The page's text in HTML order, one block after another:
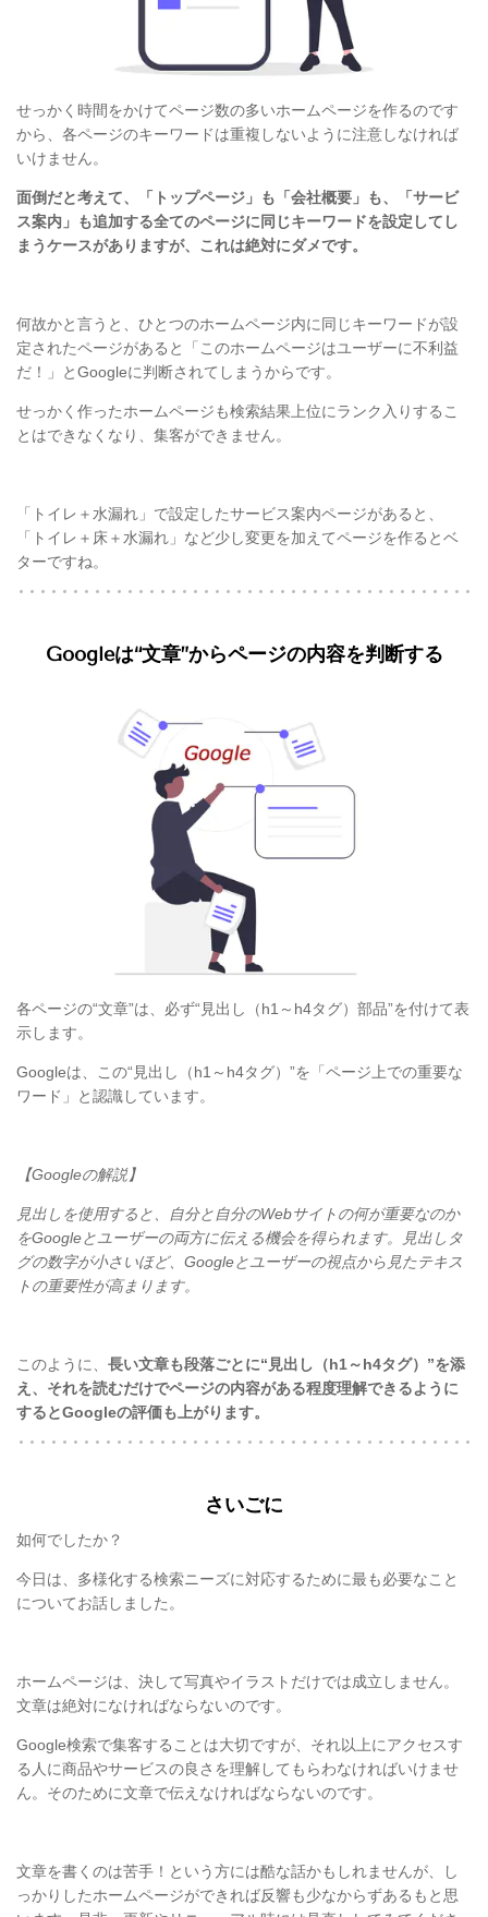
せっかく時間をかけてページ数の多いホームページを作るのです
から、各ページのキーワードは重複しないように注意しなければ
いけません。
面倒だと考えて、「トップページ」も「会社概要」も、「サービ
ス案内」も追加する全てのページに同じキーワードを設定してし
まうケースがありますが、これは絶対にダメです。
何故かと言うと、ひとつのホームページ内に同じキーワードが設
定されたページがあると「このホームページはユーザーに不利益
だ！」とGoogleに判断されてしまうからです。
せっかく作ったホームページも検索結果上位にランク入りするこ
とはできなくなり、集客ができません。
「トイレ＋水漏れ」で設定したサービス案内ページがあると、
「トイレ＋床＋水漏れ」など少し変更を加えてページを作るとベ
ターですね。
Googleは“文章”からページの内容を判断する
各ページの“文章”は、必ず“見出し（h1～h4タグ）部品”を付けて表
示します。
Googleは、この“見出し（h1～h4タグ）”を「ページ上での重要な
ワード」と認識しています。
【Googleの解説】
見出しを使用すると、自分と自分のWebサイトの何が重要なのか
をGoogleとユーザーの両方に伝える機会を得られます。見出しタ
グの数字が小さいほど、Googleとユーザーの視点から見たテキス
トの重要性が高まります。
このように、 長い文章も段落ごとに“見出し（h1～h4タグ）”を添
え、それを読むだけでページの内容がある程度理解できるように
するとGoogleの評価も上がります。
さいごに
如何でしたか？
今日は、多様化する検索ニーズに対応するために最も必要なこと
についてお話しました。
ホームページは、決して写真やイラストだけでは成立しません。
文章は絶対になければならないのです。
Google検索で集客することは大切ですが、それ以上にアクセスす
る人に商品やサービスの良さを理解してもらわなければいけませ
ん。そのために文章で伝えなければならないのです。
文章を書くのは苦手！という方には酷な話かもしれませんが、し
っかりしたホームページができれば反響も少なからずあるもと思